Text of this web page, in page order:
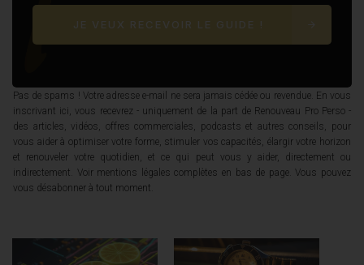
JE VEUX RECEVOIR LE GUIDE !
Pas de spams ! Votre adresse e-mail ne sera jamais cédée ou revendue. En vous
inscrivant ici, vous recevrez - uniquement de la part de Renouveau Pro Perso -
des articles, vidéos, offres commerciales, podcasts et autres conseils, pour
vous aider à optimiser votre forme, stimuler vos capacités, élargir votre horizon
et renouveler votre quotidien, et ce qui peut vous y aider, directement ou
indirectement. Voir mentions légales complètes en bas de page. Vous pouvez
vous désabonner à tout moment.